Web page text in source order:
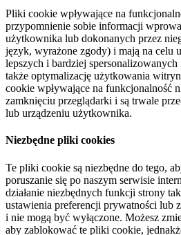
Pliki cookie wpływające na
przypomnienie sobie informacji
użytkownika lub dokonanych przez
język, wyrażone zgody) i mają na celu
lepszych i bardziej
także optymalizację użytkowania
cookie wpływające na funkcjonalność
zamknięciu przeglądarki i są trwale
lub urządzeniu użytkownika.
Niezbędne pliki cookies
Te pliki cookie są niezbędne do tego,
poruszanie się po naszym serwisie
działanie niezbędnych funkcji strony
ustawienia preferencji prywatności lub
i nie mogą być wyłączone. Możesz
aby zablokować te pliki cookie,